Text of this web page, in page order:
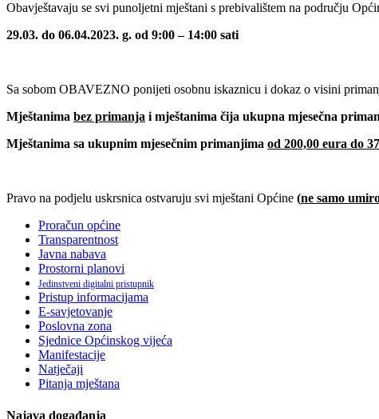
Obavještavaju se svi punoljetni mještani s prebivalištem na području
29.03. do 06.04.2023. g. od 9:00 – 14:00 sati
Sa sobom OBAVEZNO ponijeti osobnu iskaznicu i dokaz o visini
Mještanima bez primanja i mještanima čija ukupna mjesečna
Mještanima sa ukupnim mjesečnim primanjima od 200,00 eura do
Pravo na podjelu uskrsnica ostvaruju svi mještani Općine (ne samo
Proračun općine
Transparentnost
Javna nabava
Prostorni planovi
Jedinstveni digitalni pristupnik
Pristup informacijama
E-savjetovanje
Poslovna zona
Sjednice Općinskog vijeća
Manifestacije
Natječaji
Pitanja mještana
Najava događanja